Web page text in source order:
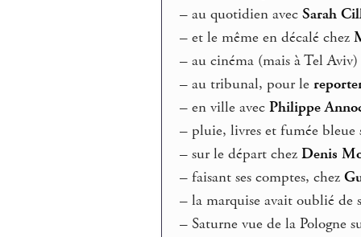
– au quotidien avecSarah
– et le même en décalé chez
– au cinéma (mais à Tel
– au tribunal, pour le
– en ville avecPhilippe
– pluie, livres et fumée bleue
– sur le départ chezDenis
– faisant ses comptes, chez
– la marquise avait oublié de
– Saturne vue de la Pologne